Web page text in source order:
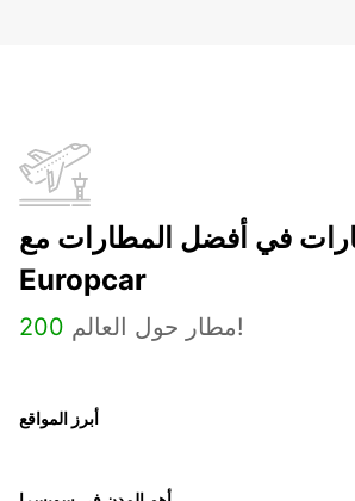
في أفضل المطارات مع
Europcar
200 مطار حول العالم!
أبرز المواقع